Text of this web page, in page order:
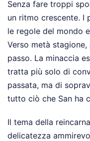
Senza fare troppi
un ritmo crescente. I
le regole del mondo
Verso metà
passo. La minaccia
tratta più solo di
passata, ma di
tutto ciò che San ha
Il tema della
delicatezza